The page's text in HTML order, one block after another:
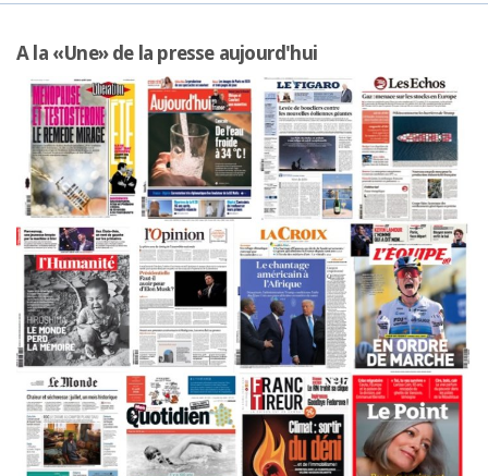
A la «Une» de la presse aujourd'hui